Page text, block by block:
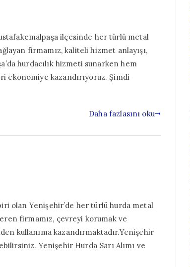
ilçesinde her türlü metal
firmamız, kaliteli hizmet anlayışı,
hurdacılık hizmeti sunarken hem
ekonomiye kazandırıyoruz. Şimdi
Daha fazlasını oku
olan Yenişehir’de her türlü hurda metal
firmamız, çevreyi korumak ve
kullanıma kazandırmaktadır.Yenişehir
Yenişehir Hurda Sarı Alımı ve